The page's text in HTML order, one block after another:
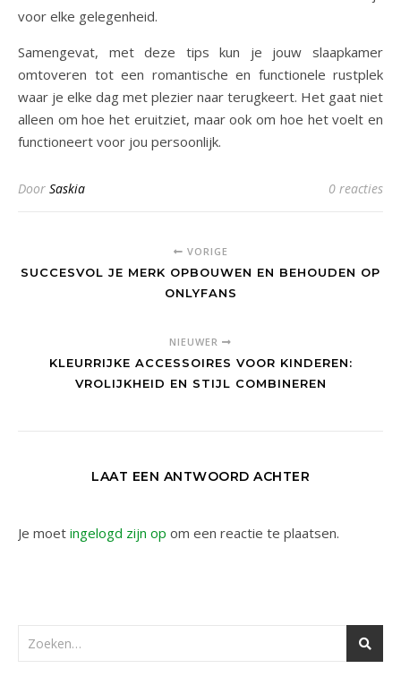
voor elke gelegenheid.
Samengevat, met deze tips kun je jouw slaapkamer
omtoveren tot een romantische en functionele rustplek
waar je elke dag met plezier naar terugkeert. Het gaat niet
alleen om hoe het eruitziet, maar ook om hoe het voelt en
functioneert voor jou persoonlijk.
Door Saskia 0 reacties
VORIGE
SUCCESVOL JE MERK OPBOUWEN EN BEHOUDEN OP
ONLYFANS
NIEUWER
KLEURRIJKE ACCESSOIRES VOOR KINDEREN:
VROLIJKHEID EN STIJL COMBINEREN
LAAT EEN ANTWOORD ACHTER
Je moet ingelogd zijn op om een reactie te plaatsen.